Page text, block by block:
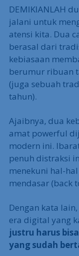
DEMIKIANLAH
jalani untuk
atensi kita. Dua
berasal dari
kebiasaan
berumur ribuan
(juga sebuah
tahun).
Ajaibnya, dua
amat powerful
modern ini.
penuh distraksi
menekuni hal-
mendasar (back
Dengan kata
era digital yang
justru harus
yang sudah